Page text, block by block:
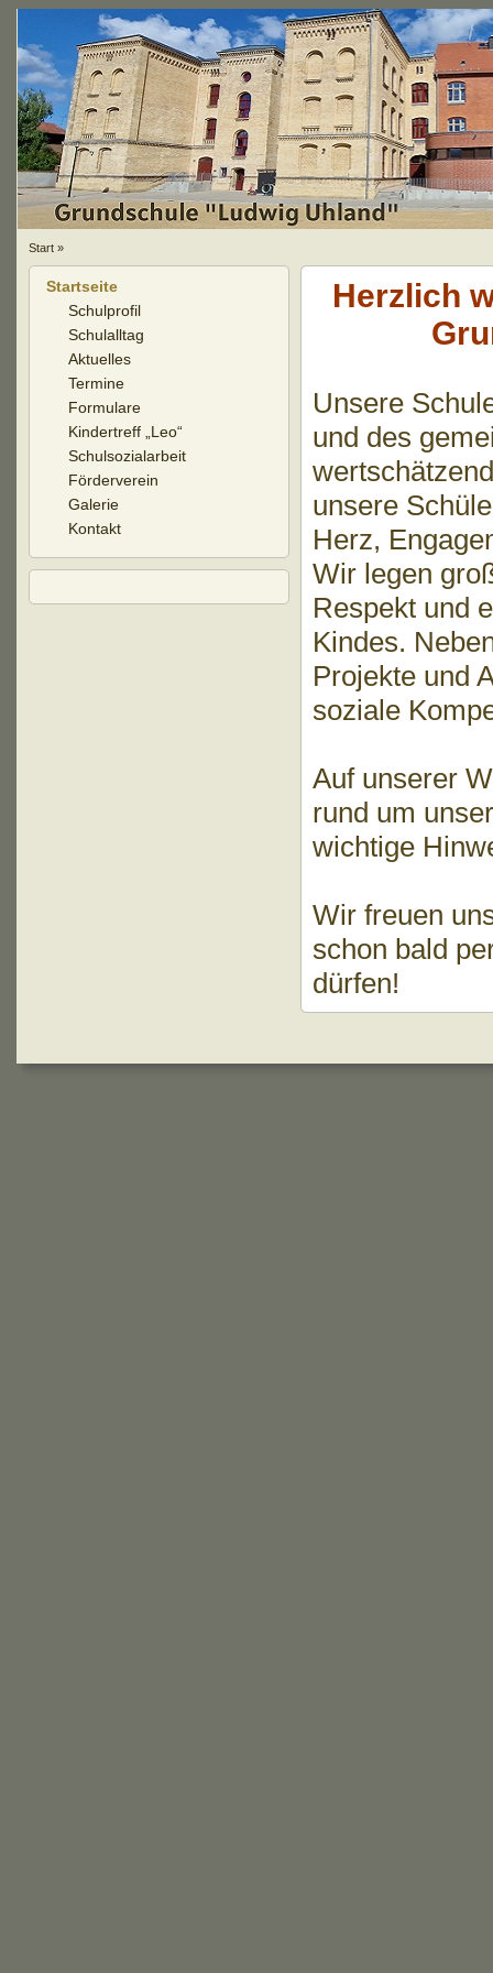
Start»
Startseite
Schulprofil
Schulalltag
Aktuelles
Termine
Formulare
Kindertreff „Leo“
Schulsozialarbeit
Förderverein
Galerie
Kontakt
Herzlich
Unsere
und des
unsere
Herz,
Wir legen
Respekt und
Kindes.
Projekte und
soziale
Auf unserer
rund um
wichtige
Wir freuen
schon bald
dürfen!